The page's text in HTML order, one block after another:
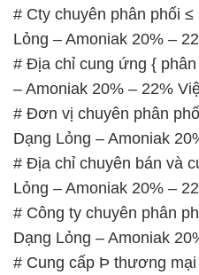
# Cty chuyên phân phối
Lỏng – Amoniak 20% –
# Địa chỉ cung ứng {
– Amoniak 20% – 22%
# Đơn vị chuyên phân
Dạng Lỏng – Amoniak
# Địa chỉ chuyên bán và
Lỏng – Amoniak 20% –
# Công ty chuyên phân
Dạng Lỏng – Amoniak
# Cung cấp Þ thương